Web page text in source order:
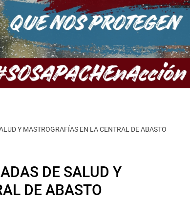
Y MASTROGRAFÍAS EN LA CENTRAL DE ABASTO
DE SALUD Y
DE ABASTO